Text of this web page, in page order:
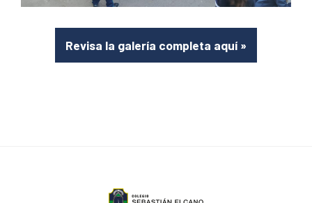
Revisa la galería completa aquí »